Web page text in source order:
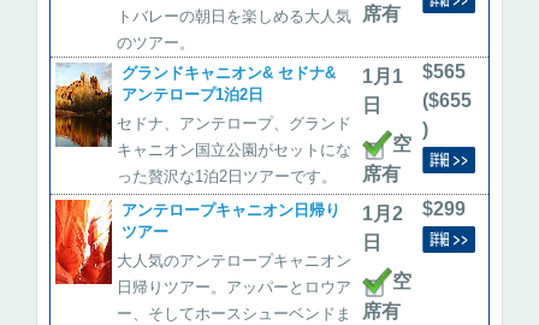
トバレーの朝日を楽しめる大人気
のツアー。
席有
グランドキャニオン& セドナ&
アンテロープ1泊2日
セドナ、アンテロープ、グランド
キャニオン国立公園がセットにな
った贅沢な1泊2日ツアーです。
1月1
日
空
席有
$565
($655
)
アンテロープキャニオン日帰り
ツアー
大人気のアンテロープキャニオン
日帰りツアー。アッパーとロウア
ー、そしてホースシューベンドま
1月2
日
空
席有
$299